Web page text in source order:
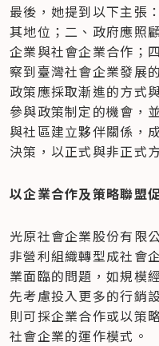
最後，她提到以下主張
其地位；二、政府應照
企業與社會企業合作；
察到臺灣社會企業發展
政策應採取漸進的方式
參與政策制定的機會，
與社區建立夥伴關係，
決策，以正式與非正式
以企業合作及策略聯盟
光原社會企業股份有限
非營利組織轉型成社會
業面臨的問題，如規模
先考慮投入更多的行銷
則可採企業合作或以策
社會企業的運作模式。